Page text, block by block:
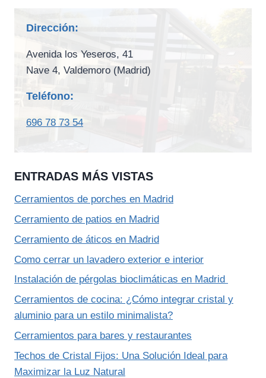
Dirección:
Avenida los Yeseros, 41
Nave 4, Valdemoro (Madrid)
Teléfono:
696 78 73 54
ENTRADAS MÁS VISTAS
Cerramientos de porches en Madrid
Cerramiento de patios en Madrid
Cerramiento de áticos en Madrid
Como cerrar un lavadero exterior e interior
Instalación de pérgolas bioclimáticas en Madrid
Cerramientos de cocina: ¿Cómo integrar cristal y
aluminio para un estilo minimalista?
Cerramientos para bares y restaurantes
Techos de Cristal Fijos: Una Solución Ideal para
Maximizar la Luz Natural